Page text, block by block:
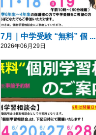
7月｜中学受験 “無料” 個 ...
2026年06月29日